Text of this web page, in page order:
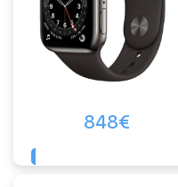
848€